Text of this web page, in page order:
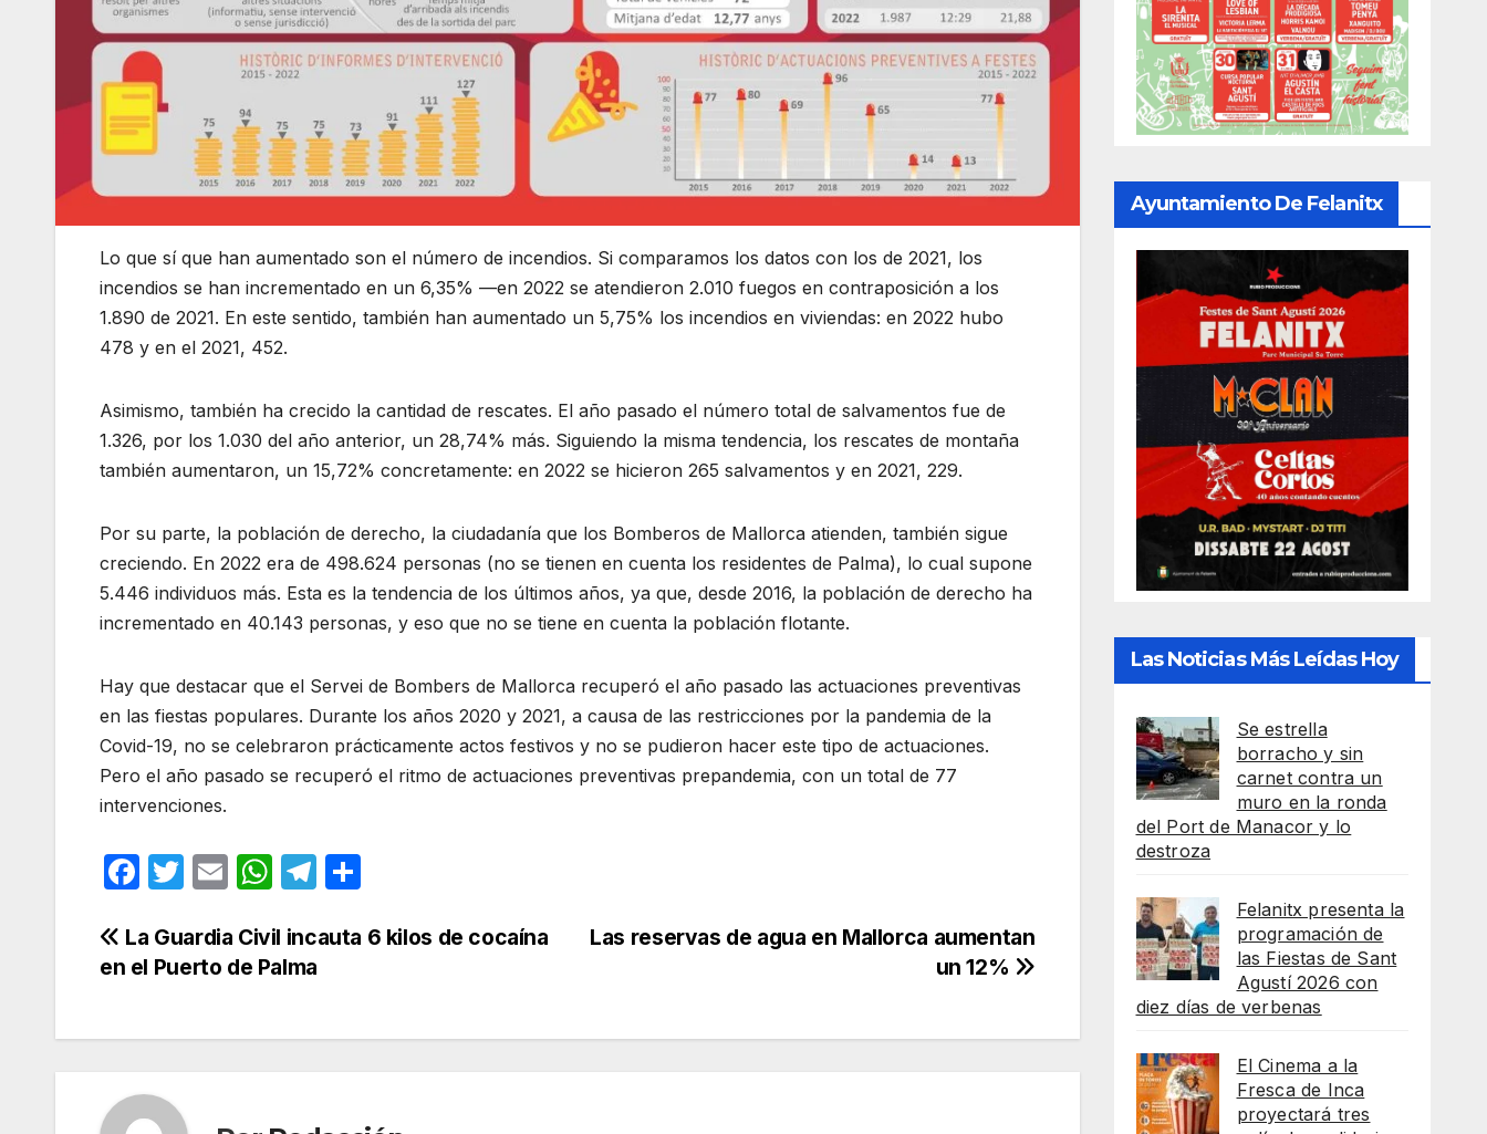
Lo que sí que han aumentado son el número de incendios. Si comparamos los datos con los de 2021, los
incendios se han incrementado en un 6,35% —en 2022 se atendieron 2.010 fuegos en contraposición a los
1.890 de 2021. En este sentido, también han aumentado un 5,75% los incendios en viviendas: en 2022 hubo
478 y en el 2021, 452.
Asimismo, también ha crecido la cantidad de rescates. El año pasado el número total de salvamentos fue de
1.326, por los 1.030 del año anterior, un 28,74% más. Siguiendo la misma tendencia, los rescates de montaña
también aumentaron, un 15,72% concretamente: en 2022 se hicieron 265 salvamentos y en 2021, 229.
Por su parte, la población de derecho, la ciudadanía que los Bomberos de Mallorca atienden, también sigue
creciendo. En 2022 era de 498.624 personas (no se tienen en cuenta los residentes de Palma), lo cual supone
5.446 individuos más. Esta es la tendencia de los últimos años, ya que, desde 2016, la población de derecho ha
incrementado en 40.143 personas, y eso que no se tiene en cuenta la población flotante.
Hay que destacar que el Servei de Bombers de Mallorca recuperó el año pasado las actuaciones preventivas
en las fiestas populares. Durante los años 2020 y 2021, a causa de las restricciones por la pandemia de la
Covid-19, no se celebraron prácticamente actos festivos y no se pudieron hacer este tipo de actuaciones.
Pero el año pasado se recuperó el ritmo de actuaciones preventivas prepandemia, con un total de 77
intervenciones.
F
c
e
o
o
k
T
itt
er
E
ail
W
at
s
p
T
e
m
m
tir
Navegación
entradas
Las reservas de agua en Mallorca aumentan
un 12%
La Guardia Civil incauta 6 kilos de cocaína
en el Puerto de Palma
Ayuntamiento De Felanitx
Las Noticias Más Leídas Hoy
Se estrella
borracho y sin
carnet contra un
muro en la ronda
del Port de Manacor y lo
destroza
Felanitx presenta la
programación de
las Fiestas de Sant
Agustí 2026 con
diez días de verbenas
El Cinema a la
Fresca de Inca
proyectará tres